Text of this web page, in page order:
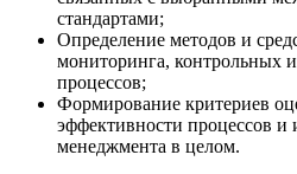
стандартами;
Определение методов и
мониторинга, контрольных
процессов;
Формирование критериев
эффективности процессов
менеджмента в целом.